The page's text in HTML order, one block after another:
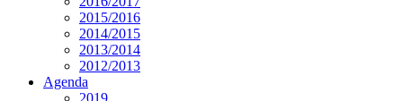
2015/2016
2014/2015
2013/2014
2012/2013
Agenda
2019